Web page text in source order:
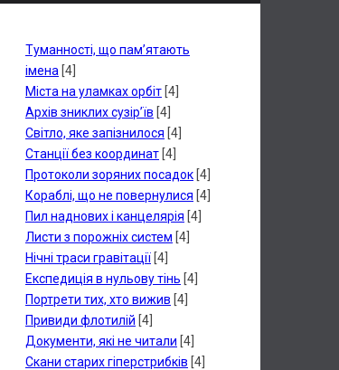
Туманності, що пам’ятають
імена [4]
Міста на уламках орбіт [4]
Архів зниклих сузір’їв [4]
Світло, яке запізнилося [4]
Станції без координат [4]
Протоколи зоряних посадок [4]
Кораблі, що не повернулися [4]
Пил наднових і канцелярія [4]
Листи з порожніх систем [4]
Нічні траси гравітації [4]
Експедиція в нульову тінь [4]
Портрети тих, хто вижив [4]
Привиди флотилій [4]
Документи, які не читали [4]
Скани старих гіперстрибків [4]